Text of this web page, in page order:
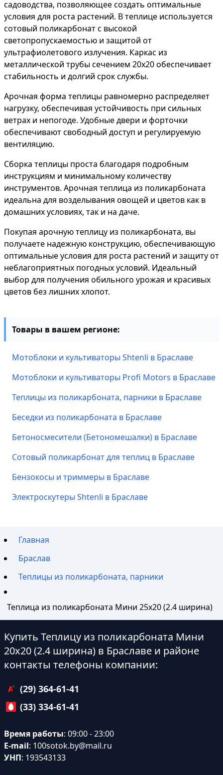
садоводства, позволяющее создать оптимальные
условия для роста растений. В теплице используется
сотовый поликарбонат с высокой
светопропускаемостью и защитой от
ультрафиолетового излучения. Каркас из
металлической трубы сечением 20х20 обеспечивает
стабильность и долгий срок службы.
Арочная форма теплицы равномерно распределяет
нагрузку, обеспечивая устойчивость при сильных
ветрах и непогоде. Удобные двери и форточки
обеспечивают свободный доступ и регулируемую
вентиляцию.
Сборка теплицы проста благодаря подробным
инструкциям и минимальному количеству
инструментов. Арочная теплица из поликарбоната
идеальна для возделывания овощей и цветов как в
домашних условиях, так и на даче.
Покупая арочную теплицу из поликарбоната, вы
получаете надежную конструкцию, обеспечивающую
оптимальные условия для роста растений и защиту от
неблагоприятных погодных условий. Идеальный
выбор для получения обильного урожая и красивых
цветов без лишних хлопот.
Товары в вашем регионе:
Мотоблоки и культиваторы Shtenli в Браславе
Мотоблоки и культиваторы Profi Motors в Браславе
Теплицы из поликарбоната, парники в Браславе
Беседки из поликарбоната в Браславе
Бетоносмесители (Бетономешалки) в Браславе
Сотовый поликарбонат для теплиц в Браславе
Бензокосы и триммеры в Браславе
Электроскутеры Shtenli в Браславе
Главная
Браслав
Теплицы из поликарбоната, парники
Теплица из поликарбоната Мини 25х20 (2.4 ширина)
Купить Теплицу из поликарбоната Мини
20х20 (2.4 ширина) в Браславе и районе
контакты телефоны компании:
(29) 364-61-41
(33) 334-61-41
Время работы: 09:00 - 23:00
E-mail: 100sotok.by@mail.ru
УНП: 193543133